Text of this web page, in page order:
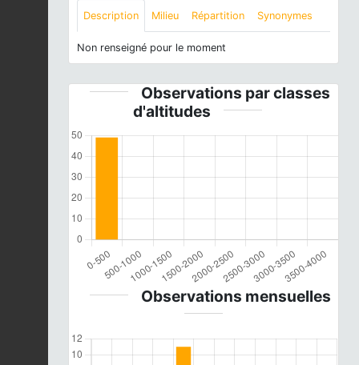
Description Milieu Répartition Synonymes
Non renseigné pour le moment
Observations par classes
d'altitudes
Observations mensuelles